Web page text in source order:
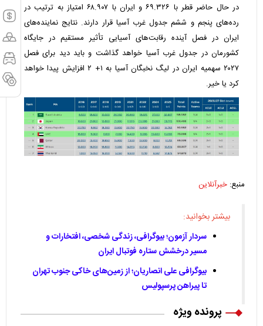
در حال حاضر قطر با ۶۹.۳۲۶ و ایران با ۶۸.۹۰۷ امتیاز به ترتیب در
رده‌های پنجم و ششم جدول غرب آسیا قرار دارند. نتایج نماینده‌های
ایران در فصل آینده رقابت‌های آسیایی تأثیر مستقیم در جایگاه
کشورمان در جدول غرب آسیا خواهد گذاشت و باید دید برای فصل
۲۰۲۷ سهمیه ایران در لیگ نخبگان آسیا به ۱+ ۲ افزایش پیدا خواهد
کرد یا خیر.
منبع: خبرآنلاین
بیشتر بخوانید:
سردار آزمون؛ بیوگرافی، زندگی شخصی، افتخارات و
مسیر درخشش ستاره فوتبال ایران
بیوگرافی علی انصاریان؛ از زمین‌های خاکی جنوب تهران
تا پیراهن پرسپولیس
پرونده ویژه